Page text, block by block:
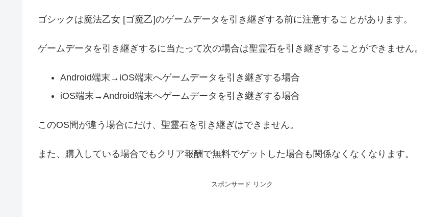
ゴシックは魔法乙女 [ゴ魔乙]のゲームデータを引き継ぎする前に注意することがあります。
ゲームデータを引き継ぎするに当たって次の場合は聖霊石を引き継ぎすることができません。
Android端末→iOS端末へゲームデータを引き継ぎする場合
iOS端末→Android端末へゲームデータを引き継ぎする場合
このOS間が違う場合にだけ、聖霊石を引き継ぎはできません。
また、購入している場合でもクリア報酬で無料でゲットした場合も関係なくなくなります。
スポンサード リンク